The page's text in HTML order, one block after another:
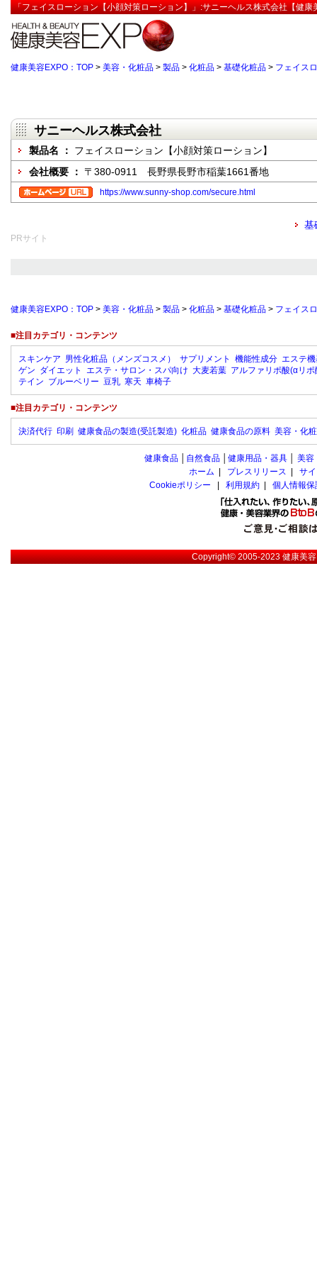
「フェイスローション【小顔対策ローション】」:サニーヘルス株式会社【健康
健康美容EXPO：TOP > 美容・化粧品 > 製品 > 化粧品 > 基礎化粧品 > フェイス
サニーヘルス株式会社
製品名 ： フェイスローション【小顔対策ローション】
会社概要 ： 〒380-0911 長野県長野市稲葉1661番地
https://www.sunny-shop.com/secure.html
基
PRサイト
健康美容EXPO：TOP > 美容・化粧品 > 製品 > 化粧品 > 基礎化粧品 > フェイス
■注目カテゴリ・コンテンツ
スキンケア 男性化粧品（メンズコスメ） サプリメント 機能性成分 エステ
ゲン ダイエット エステ・サロン・スパ向け 大麦若葉 アルファリポ酸(αリポ
テイン ブルーベリー 豆乳 寒天 車椅子
■注目カテゴリ・コンテンツ
決済代行 印刷 健康食品の製造(受託製造) 化粧品 健康食品の原料 美容・化
健康食品 自然食品 健康用品・器具 美容
ホーム
プレスリリース
サ
Cookieポリシー
利用規約 個人情報
Copyright© 2005-2023健康美